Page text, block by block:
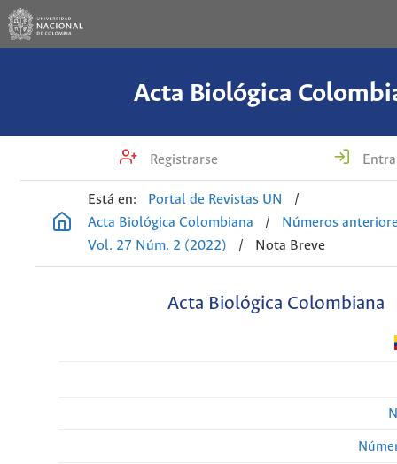
Acta Biológica
Registrarse
Está en: Portal de Revistas UN
/
Acta Biológica Colombiana
/
Números
Vol. 27 Núm. 2 (2022)
/ Nota Breve
Acta Biológica Colombiana